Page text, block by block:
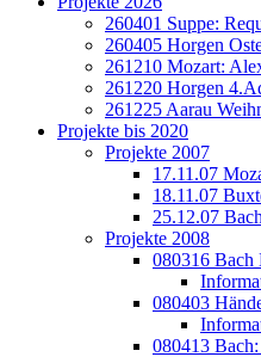
260401 Suppe:
260405 Horgen
261210 Mozart:
261220 Horgen
261225 Aarau
Projekte bis 2020
Projekte 2007
17.11.07
18.11.07
25.12.07
Projekte 2008
080316 Bach
080403
080413